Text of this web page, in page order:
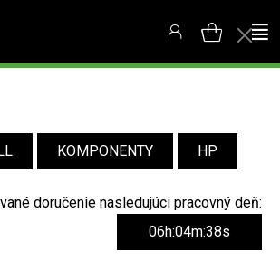
KOMPONENTY HP
doručenie nasledujúci pracovný deň:
06h:04m:38s